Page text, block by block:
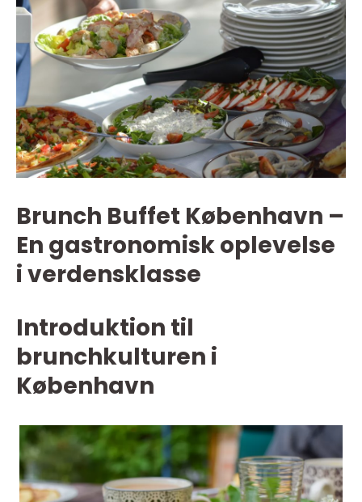
Brunch Buffet København –
En gastronomisk oplevelse
i verdensklasse
Introduktion til
brunchkulturen i
København